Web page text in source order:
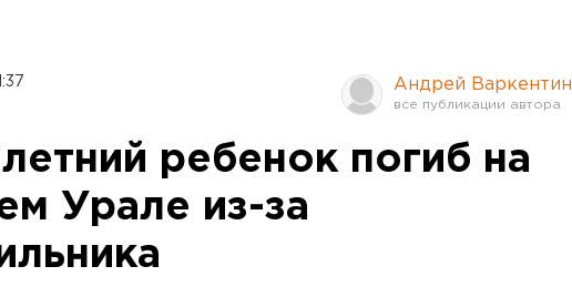
Андрей Варкентин
ребенок погиб на
Урале из-за